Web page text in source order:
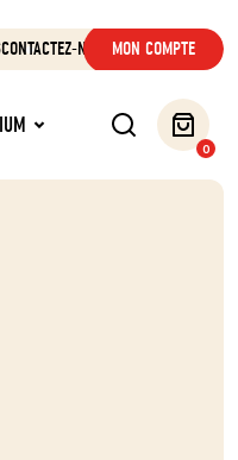
CONTACTEZ-NOUS MON COMPTE
0